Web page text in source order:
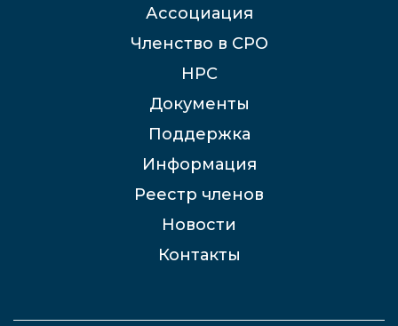
Ассоциация
Членство в СРО
НРС
Документы
Поддержка
Информация
Реестр членов
Новости
Контакты